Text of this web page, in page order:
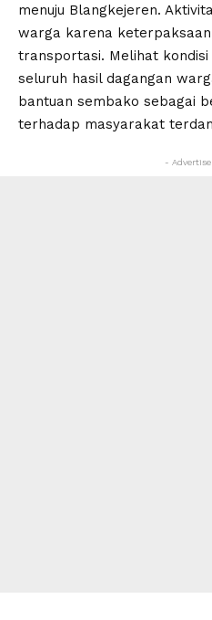
menuju Blangkejeren.
warga karena
transportasi. Melihat
seluruh hasil dagangan
bantuan sembako sebagai
terhadap masyarakat
-